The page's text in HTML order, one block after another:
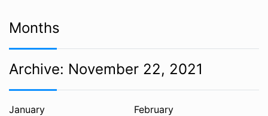
Months
Archive: November 22, 2021
January
February